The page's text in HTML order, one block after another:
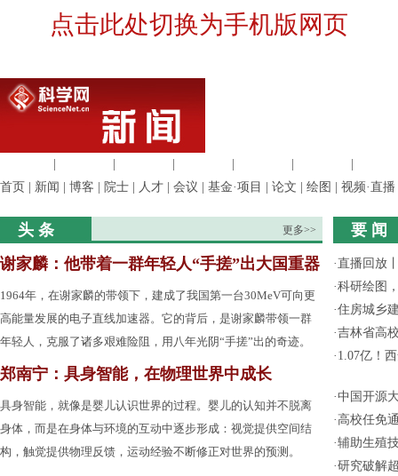
点击此处切换为手机版网页
首页
新闻 博客 院士 人才 会议 基金·项目 论文 绘图 视频·直播
头 条 更多>>
谢家麟：他带着一群年轻人“手搓”出大国重器
1964年，在谢家麟的带领下，建成了我国第一台30MeV可向更
高能量发展的电子直线加速器。它的背后，是谢家麟带领一群
年轻人，克服了诸多艰难险阻，用八年光阴“手搓”出的奇迹。
郑南宁：具身智能，在物理世界中成长
具身智能，就像是婴儿认识世界的过程。婴儿的认知并不脱离
身体，而是在身体与环境的互动中逐步形成：视觉提供空间结
构，触觉提供物理反馈，运动经验不断修正对世界的预测。
要 闻
·直播回放
·科研绘图
·住房城乡
·吉林省高
· 1.07亿！
·中国开源
· 高校任免
·辅助生殖
·研究破解